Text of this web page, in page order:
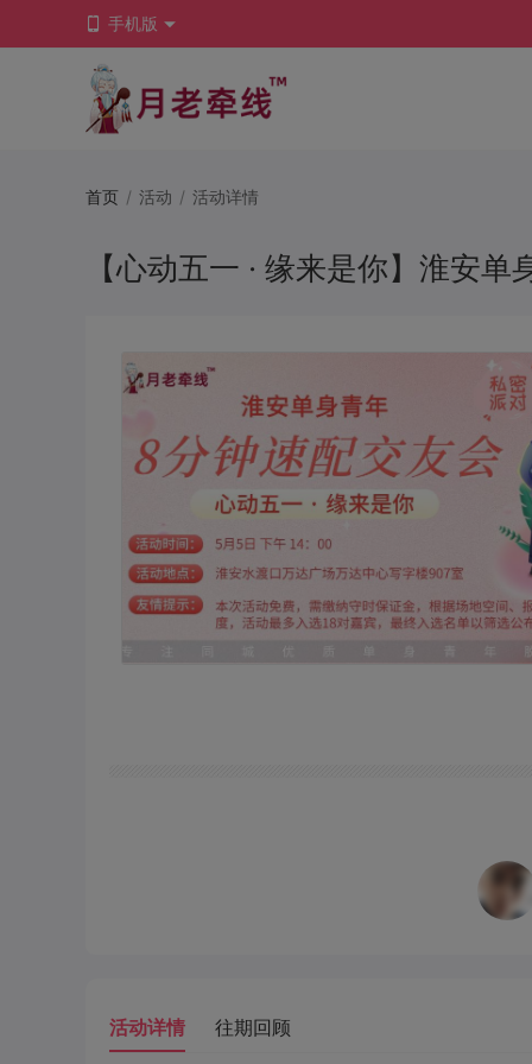
手机版
首页 / 活动 / 活动详情
【心动五一 · 缘来是你】淮安
活动详情 往期回顾